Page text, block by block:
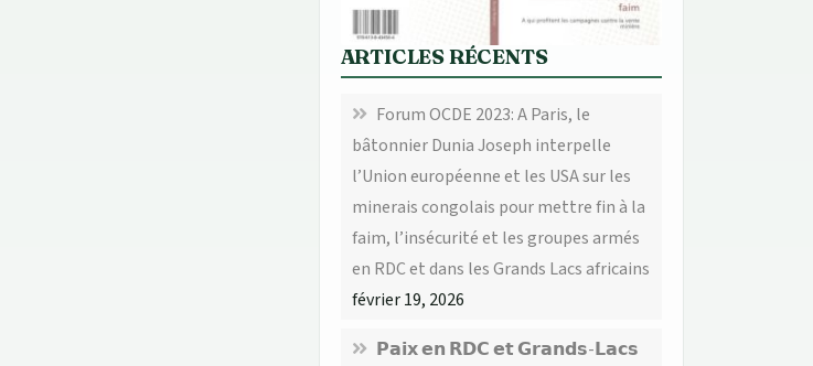
ARTICLES RÉCENTS
Forum OCDE 2023: A Paris, le
bâtonnier Dunia Joseph interpelle
l’Union européenne et les USA sur les
minerais congolais pour mettre fin à la
faim, l’insécurité et les groupes armés
en RDC et dans les Grands Lacs africains
février 19, 2026
𝗣𝗮𝗶𝘅 𝗲𝗻 𝗥𝗗𝗖 𝗲𝘁 𝗚𝗿𝗮𝗻𝗱𝘀-𝗟𝗮𝗰𝘀